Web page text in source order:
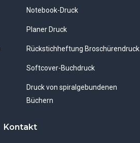
Notebook-Druck
Planer Druck
Rückstichheftung Broschürendruck
Softcover-Buchdruck
Druck von spiralgebundenen
Büchern
Kontakt